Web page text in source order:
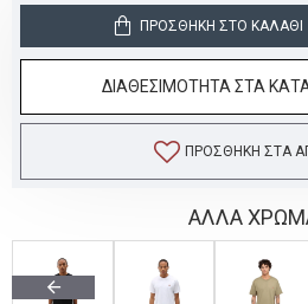
ΠΡΟΣΘΉΚΗ ΣΤΟ ΚΑΛΆΘΙ
ΔΙΑΘΕΣΙΜΟΤΗΤΑ ΣΤΑ
ΠΡΟΣΘΉΚΗ ΣΤΑ
ΑΛΛΑ